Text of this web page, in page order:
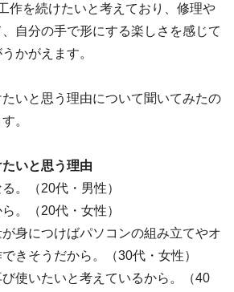
作を続けたいと考えており、修理や
自分の手で形にする楽しさを感じて
かがえます。
たいと思う理由について聞いてみたの
。
たいと思う理由
。（20代・男性）
。（20代・女性）
が身につけばパソコンの組み立てやオ
きそうだから。（30代・女性）
び使いたいと考えているから。（40